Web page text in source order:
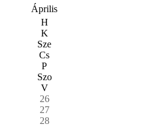
Április
H
K
Sze
Cs
P
Szo
V
26
27
28